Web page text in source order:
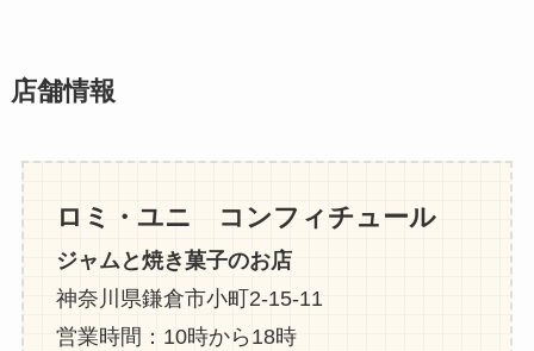
店舗情報
ロミ・ユニ コンフィチュール
ジャムと焼き菓子のお店
神奈川県鎌倉市小町2-15-11
営業時間：10時から18時